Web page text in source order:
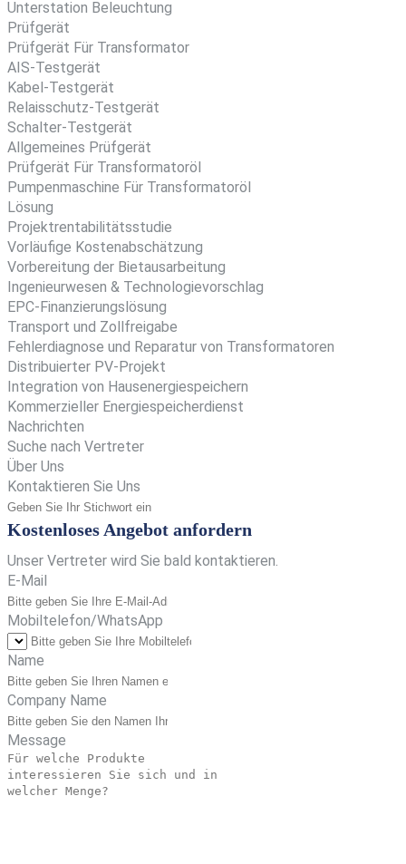
Unterstation Beleuchtung
Prüfgerät
Prüfgerät Für Transformator
AIS-Testgerät
Kabel-Testgerät
Relaisschutz-Testgerät
Schalter-Testgerät
Allgemeines Prüfgerät
Prüfgerät Für Transformatoröl
Pumpenmaschine Für Transformatoröl
Lösung
Projektrentabilitätsstudie
Vorläufige Kostenabschätzung
Vorbereitung der Bietausarbeitung
Ingenieurwesen & Technologievorschlag
EPC-Finanzierungslösung
Transport und Zollfreigabe
Fehlerdiagnose und Reparatur von Transformatoren
Distribuierter PV-Projekt
Integration von Hausenergiespeichern
Kommerzieller Energiespeicherdienst
Nachrichten
Suche nach Vertreter
Über Uns
Kontaktieren Sie Uns
Kostenloses Angebot anfordern
Unser Vertreter wird Sie bald kontaktieren.
E-Mail
Mobiltelefon/WhatsApp
Name
Company Name
Message